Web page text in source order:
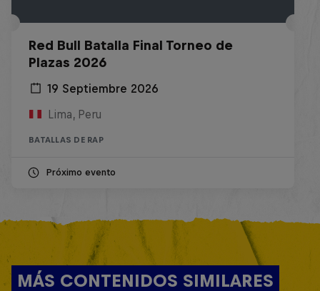
Red Bull Batalla Final Torneo de
Plazas 2026
19 Septiembre 2026
Lima, Peru
BATALLAS DE RAP
Próximo evento
MÁS CONTENIDOS SIMILARES